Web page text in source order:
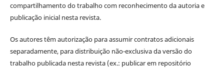
compartilhamento do trabalho com reconhecimento da autoria e
publicação inicial nesta revista.
Os autores têm autorização para assumir contratos adicionais
separadamente, para distribuição não-exclusiva da versão do
trabalho publicada nesta revista (ex.: publicar em repositório